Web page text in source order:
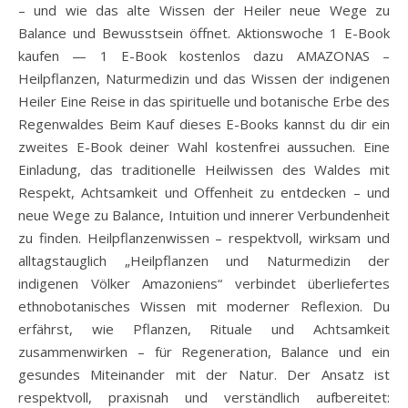
– und wie das alte Wissen der Heiler neue Wege zu
Balance und Bewusstsein öffnet. Aktionswoche 1 E-Book
kaufen — 1 E-Book kostenlos dazu AMAZONAS –
Heilpflanzen, Naturmedizin und das Wissen der indigenen
Heiler Eine Reise in das spirituelle und botanische Erbe des
Regenwaldes Beim Kauf dieses E-Books kannst du dir ein
zweites E-Book deiner Wahl kostenfrei aussuchen. Eine
Einladung, das traditionelle Heilwissen des Waldes mit
Respekt, Achtsamkeit und Offenheit zu entdecken – und
neue Wege zu Balance, Intuition und innerer Verbundenheit
zu finden. Heilpflanzenwissen – respektvoll, wirksam und
alltagstauglich „Heilpflanzen und Naturmedizin der
indigenen Völker Amazoniens“ verbindet überliefertes
ethnobotanisches Wissen mit moderner Reflexion. Du
erfährst, wie Pflanzen, Rituale und Achtsamkeit
zusammenwirken – für Regeneration, Balance und ein
gesundes Miteinander mit der Natur. Der Ansatz ist
respektvoll, praxisnah und verständlich aufbereitet: